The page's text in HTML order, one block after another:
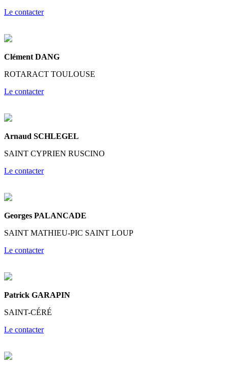
Le contacter
Clément DANG
ROTARACT TOULOUSE
Le contacter
Arnaud SCHLEGEL
SAINT CYPRIEN RUSCINO
Le contacter
Georges PALANCADE
SAINT MATHIEU-PIC SAINT LOUP
Le contacter
Patrick GARAPIN
SAINT-CÉRÉ
Le contacter